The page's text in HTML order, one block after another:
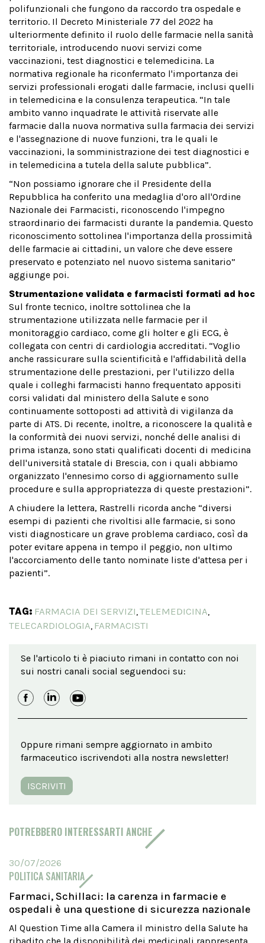
polifunzionali che fungono da raccordo tra ospedale e
territorio. Il Decreto Ministeriale 77 del 2022 ha
ulteriormente definito il ruolo delle farmacie nella sanità
territoriale, introducendo nuovi servizi come
vaccinazioni, test diagnostici e telemedicina. La
normativa regionale ha riconfermato l'importanza dei
servizi professionali erogati dalle farmacie, inclusi quelli
in telemedicina e la consulenza terapeutica. “In tale
ambito vanno inquadrate le attività riservate alle
farmacie dalla nuova normativa sulla farmacia dei servizi
e l'assegnazione di nuove funzioni, tra le quali le
vaccinazioni, la somministrazione dei test diagnostici e
in telemedicina a tutela della salute pubblica”.
“Non possiamo ignorare che il Presidente della
Repubblica ha conferito una medaglia d'oro all'Ordine
Nazionale dei Farmacisti, riconoscendo l'impegno
straordinario dei farmacisti durante la pandemia. Questo
riconoscimento sottolinea l'importanza della prossimità
delle farmacie ai cittadini, un valore che deve essere
preservato e potenziato nel nuovo sistema sanitario”
aggiunge poi.
Strumentazione validata e farmacisti formati ad hoc
Sul fronte tecnico, inoltre sottolinea che la
strumentazione utilizzata nelle farmacie per il
monitoraggio cardiaco, come gli holter e gli ECG, è
collegata con centri di cardiologia accreditati. “Voglio
anche rassicurare sulla scientificità e l'affidabilità della
strumentazione delle prestazioni, per l'utilizzo della
quale i colleghi farmacisti hanno frequentato appositi
corsi validati dal ministero della Salute e sono
continuamente sottoposti ad attività di vigilanza da
parte di ATS. Di recente, inoltre, a riconoscere la qualità e
la conformità dei nuovi servizi, nonché delle analisi di
prima istanza, sono stati qualificati docenti di medicina
dell'università statale di Brescia, con i quali abbiamo
organizzato l'ennesimo corso di aggiornamento sulle
procedure e sulla appropriatezza di queste prestazioni”.
A chiudere la lettera, Rastrelli ricorda anche “diversi
esempi di pazienti che rivoltisi alle farmacie, si sono
visti diagnosticare un grave problema cardiaco, così da
poter evitare appena in tempo il peggio, non ultimo
l'accorciamento delle tanto nominate liste d'attesa per i
pazienti”.
TAG: FARMACIA DEI SERVIZI,TELEMEDICINA,
TELECARDIOLOGIA, FARMACISTI
Se l'articolo ti è piaciuto rimani in contatto con noi
sui nostri canali social seguendoci su:
Oppure rimani sempre aggiornato in ambito
farmaceutico iscrivendoti alla nostra newsletter!
ISCRIVITI
POTREBBERO INTERESSARTI ANCHE
30/07/2026
POLITICA SANITARIA
Farmaci, Schillaci: la carenza in farmacie e
ospedali è una questione di sicurezza nazionale
Al Question Time alla Camera il ministro della Salute ha